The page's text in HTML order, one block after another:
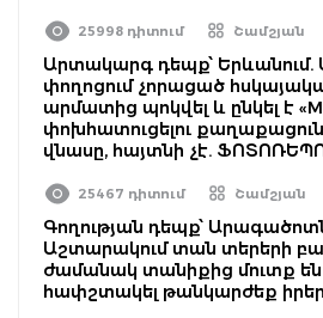
25998 դիտում Շամշյան
Արտակարգ դեպք՝ Երևանում.
փողոցում չորացած
արմատից պոկվել և ընկել է
փոխհատուցելու
վնասը, հայտնի չէ.
25467 դիտում Շամշյան
Գողության դեպք՝
Աշտարակում տան տերերի
ժամանակ տանիքից մուտք են
հափշտակել թանկարժեք իրեր